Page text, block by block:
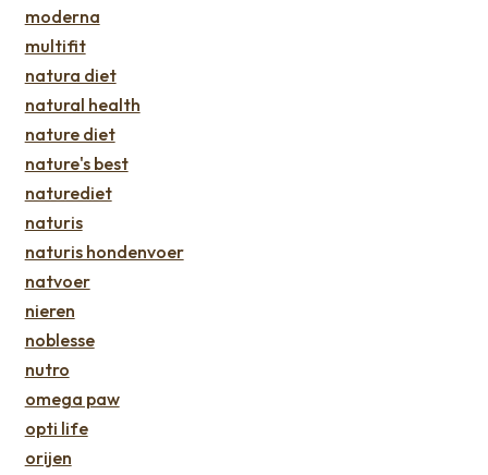
moderna
multifit
natura diet
natural health
nature diet
nature's best
naturediet
naturis
naturis hondenvoer
natvoer
nieren
noblesse
nutro
omega paw
opti life
orijen